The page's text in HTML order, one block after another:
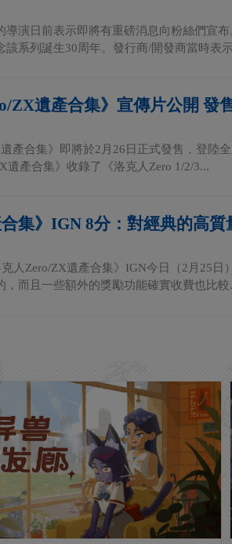
導演日前表示即將有重磅消息向粉絲們宣
該系列誕生30周年。發行商/開發商當時表
ZX遺產合集》宣傳片公開 發
產合集》即將於2月26日正式發售，登陸
遺產合集》收錄了《洛克人Zero 1/2/3...
集》IGN 8分：對經典的高質
人Zero/ZX遺產合集》IGN今日（2月25
而且一些額外的獎勵功能確實收費也比較